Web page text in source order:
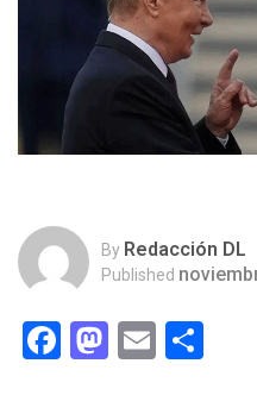
By Redacción DL
Published
Facebook
Mastodon
Email